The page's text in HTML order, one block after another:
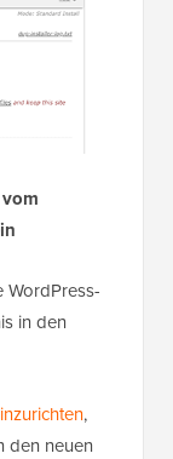
WordPress-
in den
,
den neuen